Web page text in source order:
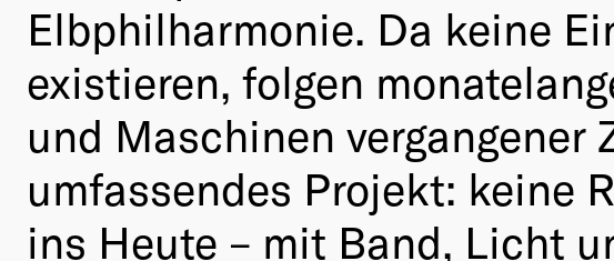
Elbphilharmonie. Da keine
existieren, folgen
und Maschinen
umfassendes Projekt: keine
ins Heute – mit Band, Licht